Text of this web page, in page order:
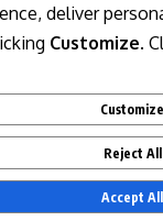
deliver
Customize.
Customize
Reject All
Accept All